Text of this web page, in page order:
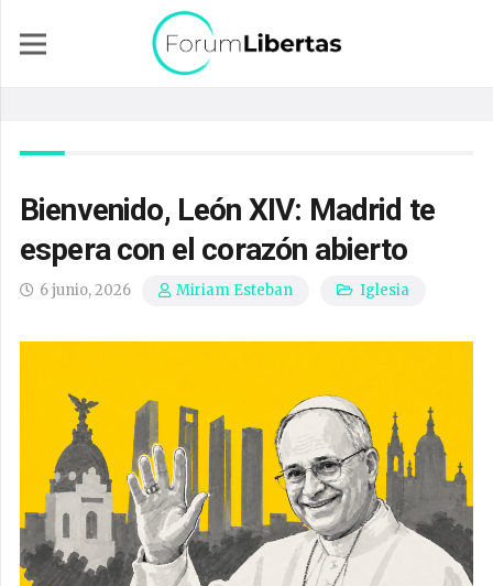
Bienvenido, León XIV: Madrid te
espera con el corazón abierto
6 junio, 2026 Miriam Esteban Iglesia